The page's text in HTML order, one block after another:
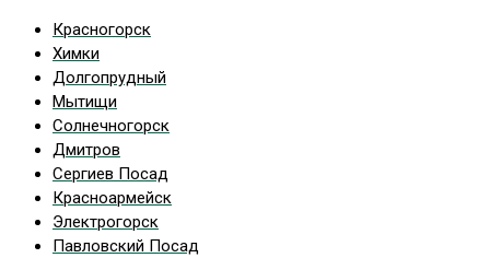
Красногорск
Химки
Долгопрудный
Мытищи
Солнечногорск
Дмитров
Сергиев Посад
Красноармейск
Электрогорск
Павловский Посад